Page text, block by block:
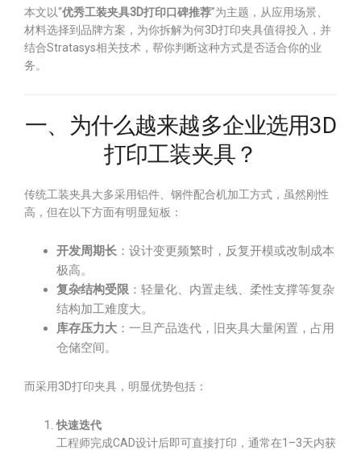
本文以“优秀工装夹具3D打印口碑推荐”为主题，从应用场景、
材料选择到品牌方案，为你拆解为何3D打印夹具值得投入，并
结合Stratasys相关技术，帮你判断这种方式是否适合你的业
务。
一、为什么越来越多企业选用3D
打印工装夹具？
传统工装夹具大多采用铝件、钢件配合机加工方式，虽然刚性
高，但在以下方面有明显短板：
开发周期长 ：设计变更频繁时，反复开模或改制成本
极高。
复杂结构受限 ：轻量化、内置走线、柔性支撑等复杂
结构加工难度大。
库存压力大 ：一旦产品迭代，旧夹具大量闲置，占用
仓储空间。
而采用3D打印夹具，明显优势包括：
快速迭代
工程师完成CAD设计后即可直接打印，通常在1–3天内获